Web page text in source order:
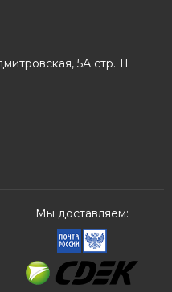
5А стр. 11
Мы доставляем: